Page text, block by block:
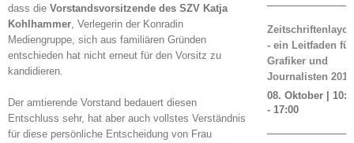
dass die Vorstandsvorsitzende des SZV Katja
Kohlhammer, Verlegerin der Konradin
Mediengruppe, sich aus familiären Gründen
entschieden hat nicht erneut für den Vorsitz zu
kandidieren.
Der amtierende Vorstand bedauert diesen
Entschluss sehr, hat aber auch vollstes Verständnis
für diese persönliche Entscheidung von Frau
- ein Leitfaden für
Grafiker und
Journalisten 2019
08. Oktober |
- 17:00